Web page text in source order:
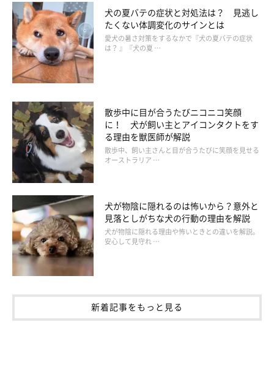
山口先生：
「犬が飼い主さんに対して、寄り添う、見つめる、様子を見守
る、顔をなめる、心配そうに鳴くなどの様子が挙げられます」
犬が心配や気遣いをしてくれているときの対
応
犬の夏バテの症状と対処法は？ 見逃し
たくない体調変化のサインとは
愛犬の暑さ対策をするなかで『犬の夏バテの症状
は？ 』『犬の夏 …
散歩中に目が合うたびニコニコ笑顔
に！ 犬が飼い主とアイコンタクトをす
る理由を獣医師が解説
散歩中、飼い主さんと目が合うたびに笑顔を見せる
オーストラリア …
犬が物陰に隠れるのは怖いから？意外と
見落としがちな犬の行動の理由を解説
犬が物陰に隠れる理由や怖いときとの違いを解説。
安心して見守れ …
新着記事をもっと見る